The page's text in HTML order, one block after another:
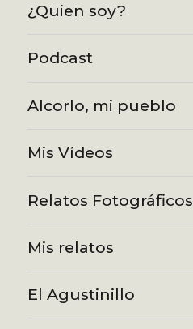
¿Quien soy?
Podcast
Alcorlo, mi pueblo
Mis Vídeos
Relatos Fotográficos
Mis relatos
El Agustinillo